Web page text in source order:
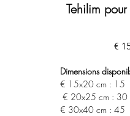
Tehilim
מחיר
15x20 cm : 15 €
20x25 cm : 30 €
30x40 cm : 45 €